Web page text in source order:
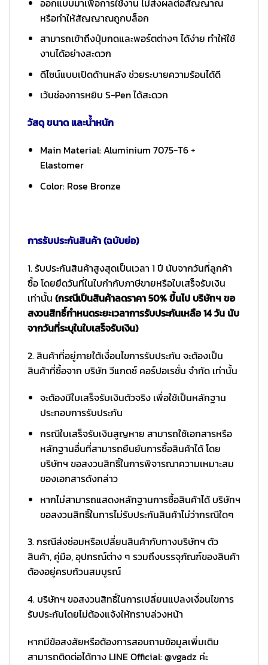
หรือทำให้สัญญาณถูกบล็อก
สามารถเข้าถึงปุ่มกดและพอร์ตต่างๆ ได้ง่าย ทำให้ใช้
งานได้อย่างสะดวก
ดีไซน์แบบเปิดด้านหลัง ช่วยระบายความร้อนได้ดี
เว้นช่องการหยิบ S-Pen ได้สะดวก
วัสดุ ขนาด และน้ำหนัก
Main Material: Aluminium 7075-T6 +
Elastomer
Color: Rose Bronze
การรับประกันสินค้า (ฉบับย่อ)
1. รับประกันสินค้าสูงสุดเป็นเวลา 1 ปี นับจากวันที่ลูกค้า
ซื้อ โดยยึดวันที่ในใบกำกับภาษีขายหรือใบเสร็จรับเงิน
เท่านั้น (กรณีเป็นสินค้าลดราคา 50% ขึ้นไป บริษัทฯ ขอ
สงวนสิทธิ์กำหนดระยะเวลาการรับประกันเหลือ 14 วัน นับ
จากวันที่ระบุในใบเสร็จรับเงิน)
2. สินค้าที่อยู่ภายใต้เงื่อนไขการรับประกัน จะต้องเป็น
สินค้าที่ซื้อจาก บริษัท วีแกดซ์ คอร์ปอเรชั่น จำกัด เท่านั้น
จะต้องมีใบเสร็จรับเงินตัวจริง เพื่อใช้เป็นหลักฐาน
ประกอบการรับประกัน
กรณีใบเสร็จรับเงินสูญหาย สามารถใช้เอกสารหรือ
หลักฐานอื่นที่สามารถยืนยันการซื้อสินค้าได้ โดย
บริษัทฯ ขอสงวนสิทธิ์ในการพิจารณาความเหมาะสม
ของเอกสารดังกล่าว
หากไม่สามารถแสดงหลักฐานการซื้อสินค้าได้ บริษัทฯ
ขอสงวนสิทธิ์ในการไม่รับประกันสินค้าไม่ว่ากรณีใดๆ
3. กรณีส่งซ่อมหรือเปลี่ยนสินค้ากับทางบริษัทฯ ตัว
สินค้า, คู่มือ, อุปกรณ์ต่าง ๆ รวมถึงบรรจุภัณฑ์ของสินค้า
ต้องอยู่ครบถ้วนสมบูรณ์
4. บริษัทฯ ขอสงวนสิทธิ์ในการเปลี่ยนแปลงเงื่อนไขการ
รับประกันโดยไม่ต้องแจ้งให้ทราบล่วงหน้า
หากมีข้อสงสัยหรือต้องการสอบถามข้อมูลเพิ่มเติม
สามารถติดต่อได้ทาง LINE Official: @vgadz ค่ะ